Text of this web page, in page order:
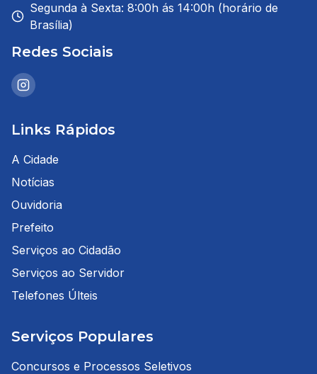
Segunda à Sexta: 8:00h ás 14:00h (horário de
Brasília)
Redes Sociais
Links Rápidos
A Cidade
Notícias
Ouvidoria
Prefeito
Serviços ao Cidadão
Serviços ao Servidor
Telefones Últeis
Serviços Populares
Concursos e Processos Seletivos